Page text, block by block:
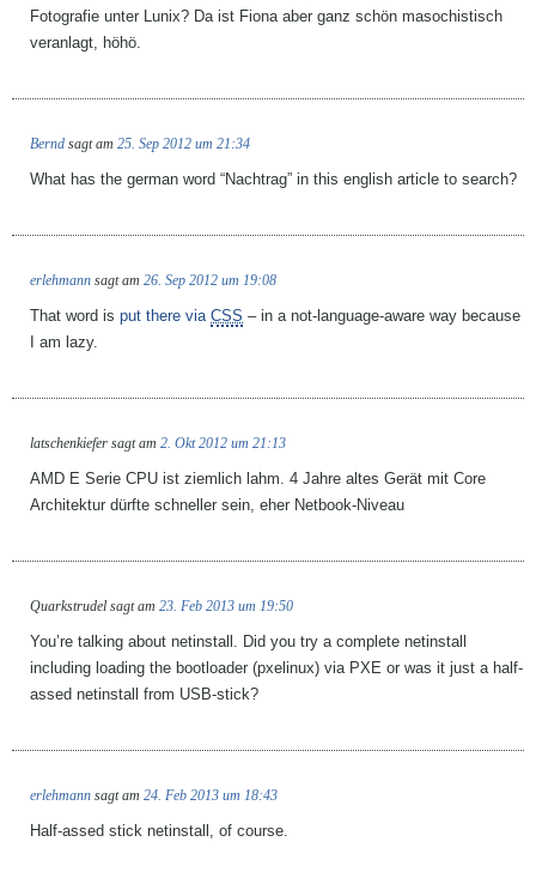
Fotografie unter Lunix? Da ist Fiona aber ganz schön masochistisch
veranlagt, höhö.
Bernd sagt am 25. Sep 2012 um 21:34
What has the german word “Nachtrag” in this english article to search?
erlehmann sagt am 26. Sep 2012 um 19:08
That word is put there via CSS – in a not-language-aware way because
I am lazy.
latschenkiefer sagt am 2. Okt 2012 um 21:13
AMD E Serie CPU ist ziemlich lahm. 4 Jahre altes Gerät mit Core
Architektur dürfte schneller sein, eher Netbook-Niveau
Quarkstrudel sagt am 23. Feb 2013 um 19:50
You’re talking about netinstall. Did you try a complete netinstall
including loading the bootloader (pxelinux) via PXE or was it just a half-
assed netinstall from USB-stick?
erlehmann sagt am 24. Feb 2013 um 18:43
Half-assed stick netinstall, of course.